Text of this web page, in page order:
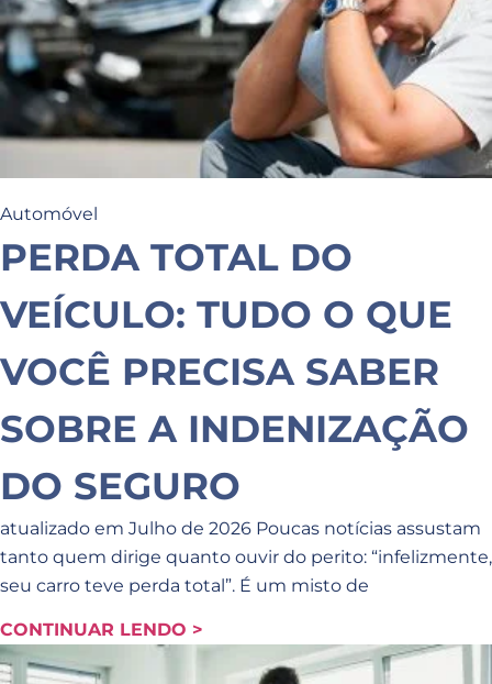
Automóvel
PERDA TOTAL DO
VEÍCULO: TUDO O QUE
VOCÊ PRECISA SABER
SOBRE A INDENIZAÇÃO
DO SEGURO
atualizado em Julho de 2026 Poucas notícias assustam
tanto quem dirige quanto ouvir do perito: “infelizmente,
seu carro teve perda total”. É um misto de
CONTINUAR LENDO >